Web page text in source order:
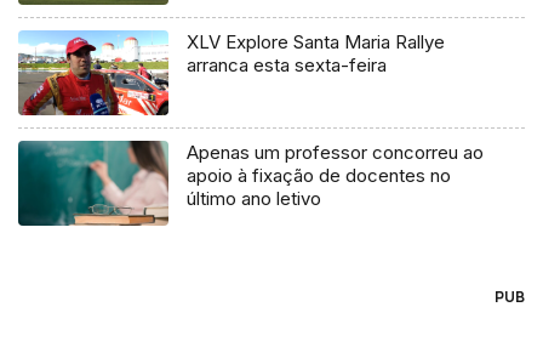
XLV Explore Santa Maria Rallye
arranca esta sexta-feira
Apenas um professor concorreu ao
apoio à fixação de docentes no
último ano letivo
PUB